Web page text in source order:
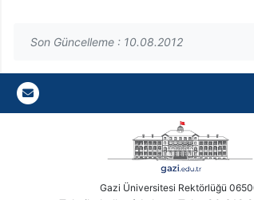
Son Güncelleme : 10.08.2012
Gazi E-Mail
Gazi Üniversitesi Rektörlüğü